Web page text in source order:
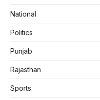
National
Politics
Punjab
Rajasthan
Sports